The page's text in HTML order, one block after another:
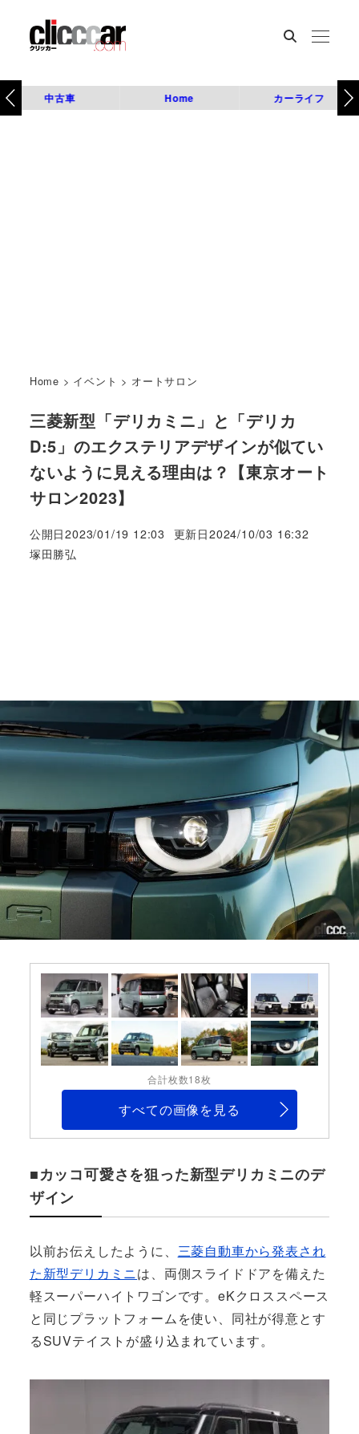
中古車 Home カーライフ
Home > イベント > オートサロン
三菱新型「デリカミニ」と「デリカ
D:5」のエクステリアデザインが似てい
ないように見える理由は？【東京オート
サロン2023】
公開日2023/01/19 12:03 更新日2024/10/03 16:32
著
塚田勝弘
合計枚数18枚
すべての画像を見る
■カッコ可愛さを狙った新型デリカミニのデ
ザイン
以前お伝えしたように、 三菱自動車から発表され
た新型デリカミニは、両側スライドドアを備えた
軽スーパーハイトワゴンです。eKクロススペース
と同じプラットフォームを使い、同社が得意とす
るSUVテイストが盛り込まれています。